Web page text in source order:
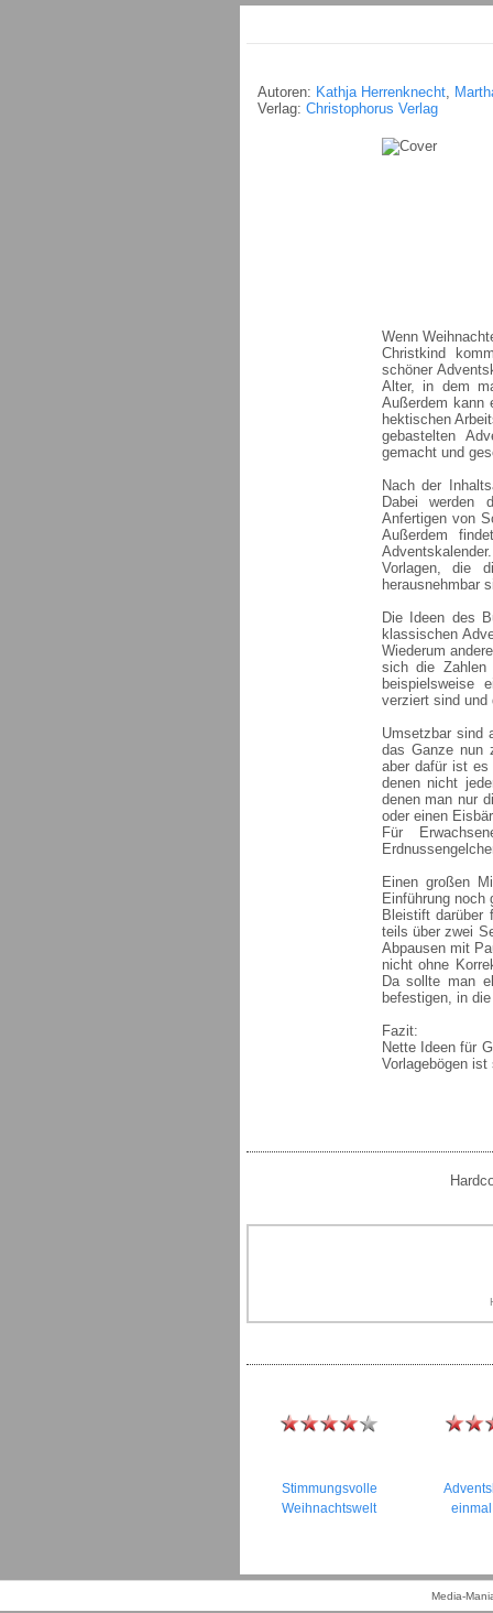
Autoren: Kathja Herrenknecht,
Verlag: Christophorus Verlag
Wenn
Christkind
schöner
Alter, in dem
Außerdem kann
hektischen
gebastelten
gemacht und
Nach der
Dabei werden
Anfertigen von
Außerdem
Vorlagen, die
herausnehmbar
Die Ideen des
klassischen
Wiederum
sich die
beispielsweise
verziert sind und
Umsetzbar sind
das Ganze nun
aber dafür ist es
denen nicht
denen man nur
oder einen
Für
Einen großen
Einführung noch
Bleistift darüber
teils über zwei
Abpausen mit
nicht ohne
Da sollte man
befestigen, in
Fazit:
Nette Ideen für
Vorlagebögen
Stimmungsvolle
Weihnachtswelt
Media-